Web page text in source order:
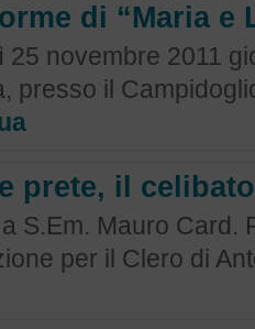
di “Maria e
25 novembre 2011
presso il
prete, il
S.Em. Mauro Card.
per il Clero di